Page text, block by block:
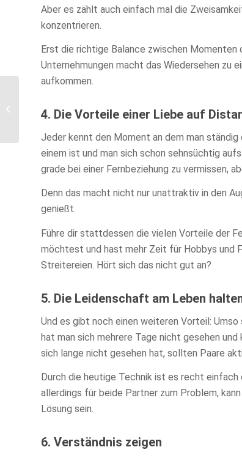
Aber es zählt auch einfach mal die
konzentrieren.
Erst die richtige Balance zwischen
Unternehmungen macht das Wiedersehen zu
aufkommen.
4. Die Vorteile einer Liebe auf
Jeder kennt den Moment an dem man
einem ist und man sich schon sehnsüchtig
grade bei einer Fernbeziehung zu vermissen,
Denn das macht nicht nur unattraktiv in den
genießt.
Führe dir stattdessen die vielen Vorteile der
möchtest und hast mehr Zeit für Hobbys und
Streitereien. Hört sich das nicht gut an?
5. Die Leidenschaft am Leben
Und es gibt noch einen weiteren Vorteil:
hat man sich mehrere Tage nicht gesehen
sich lange nicht gesehen hat, sollten Paare
Durch die heutige Technik ist es recht
allerdings für beide Partner zum Problem,
Lösung sein.
6. Verständnis zeigen
Date-Ideen für die
goldene Jahreszeit!